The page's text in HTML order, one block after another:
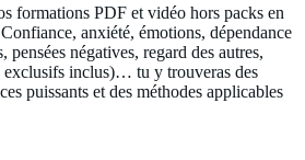
formations PDF et vidéo hors packs en
anxiété, émotions, dépendance
négatives, regard des autres,
exclusifs inclus)… tu y trouveras des
puissants et des méthodes applicables